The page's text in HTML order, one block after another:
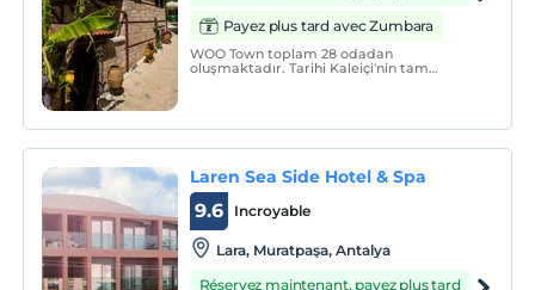
Payez plus tard avec Zumbara
WOO Town toplam 28 odadan
oluşmaktadır. Tarihi Kaleiçi'nin tam
Laren Sea Side Hotel & Spa
Incroyable
9.6
Lara, Muratpaşa, Antalya
Réservez maintenant, payez plus tard